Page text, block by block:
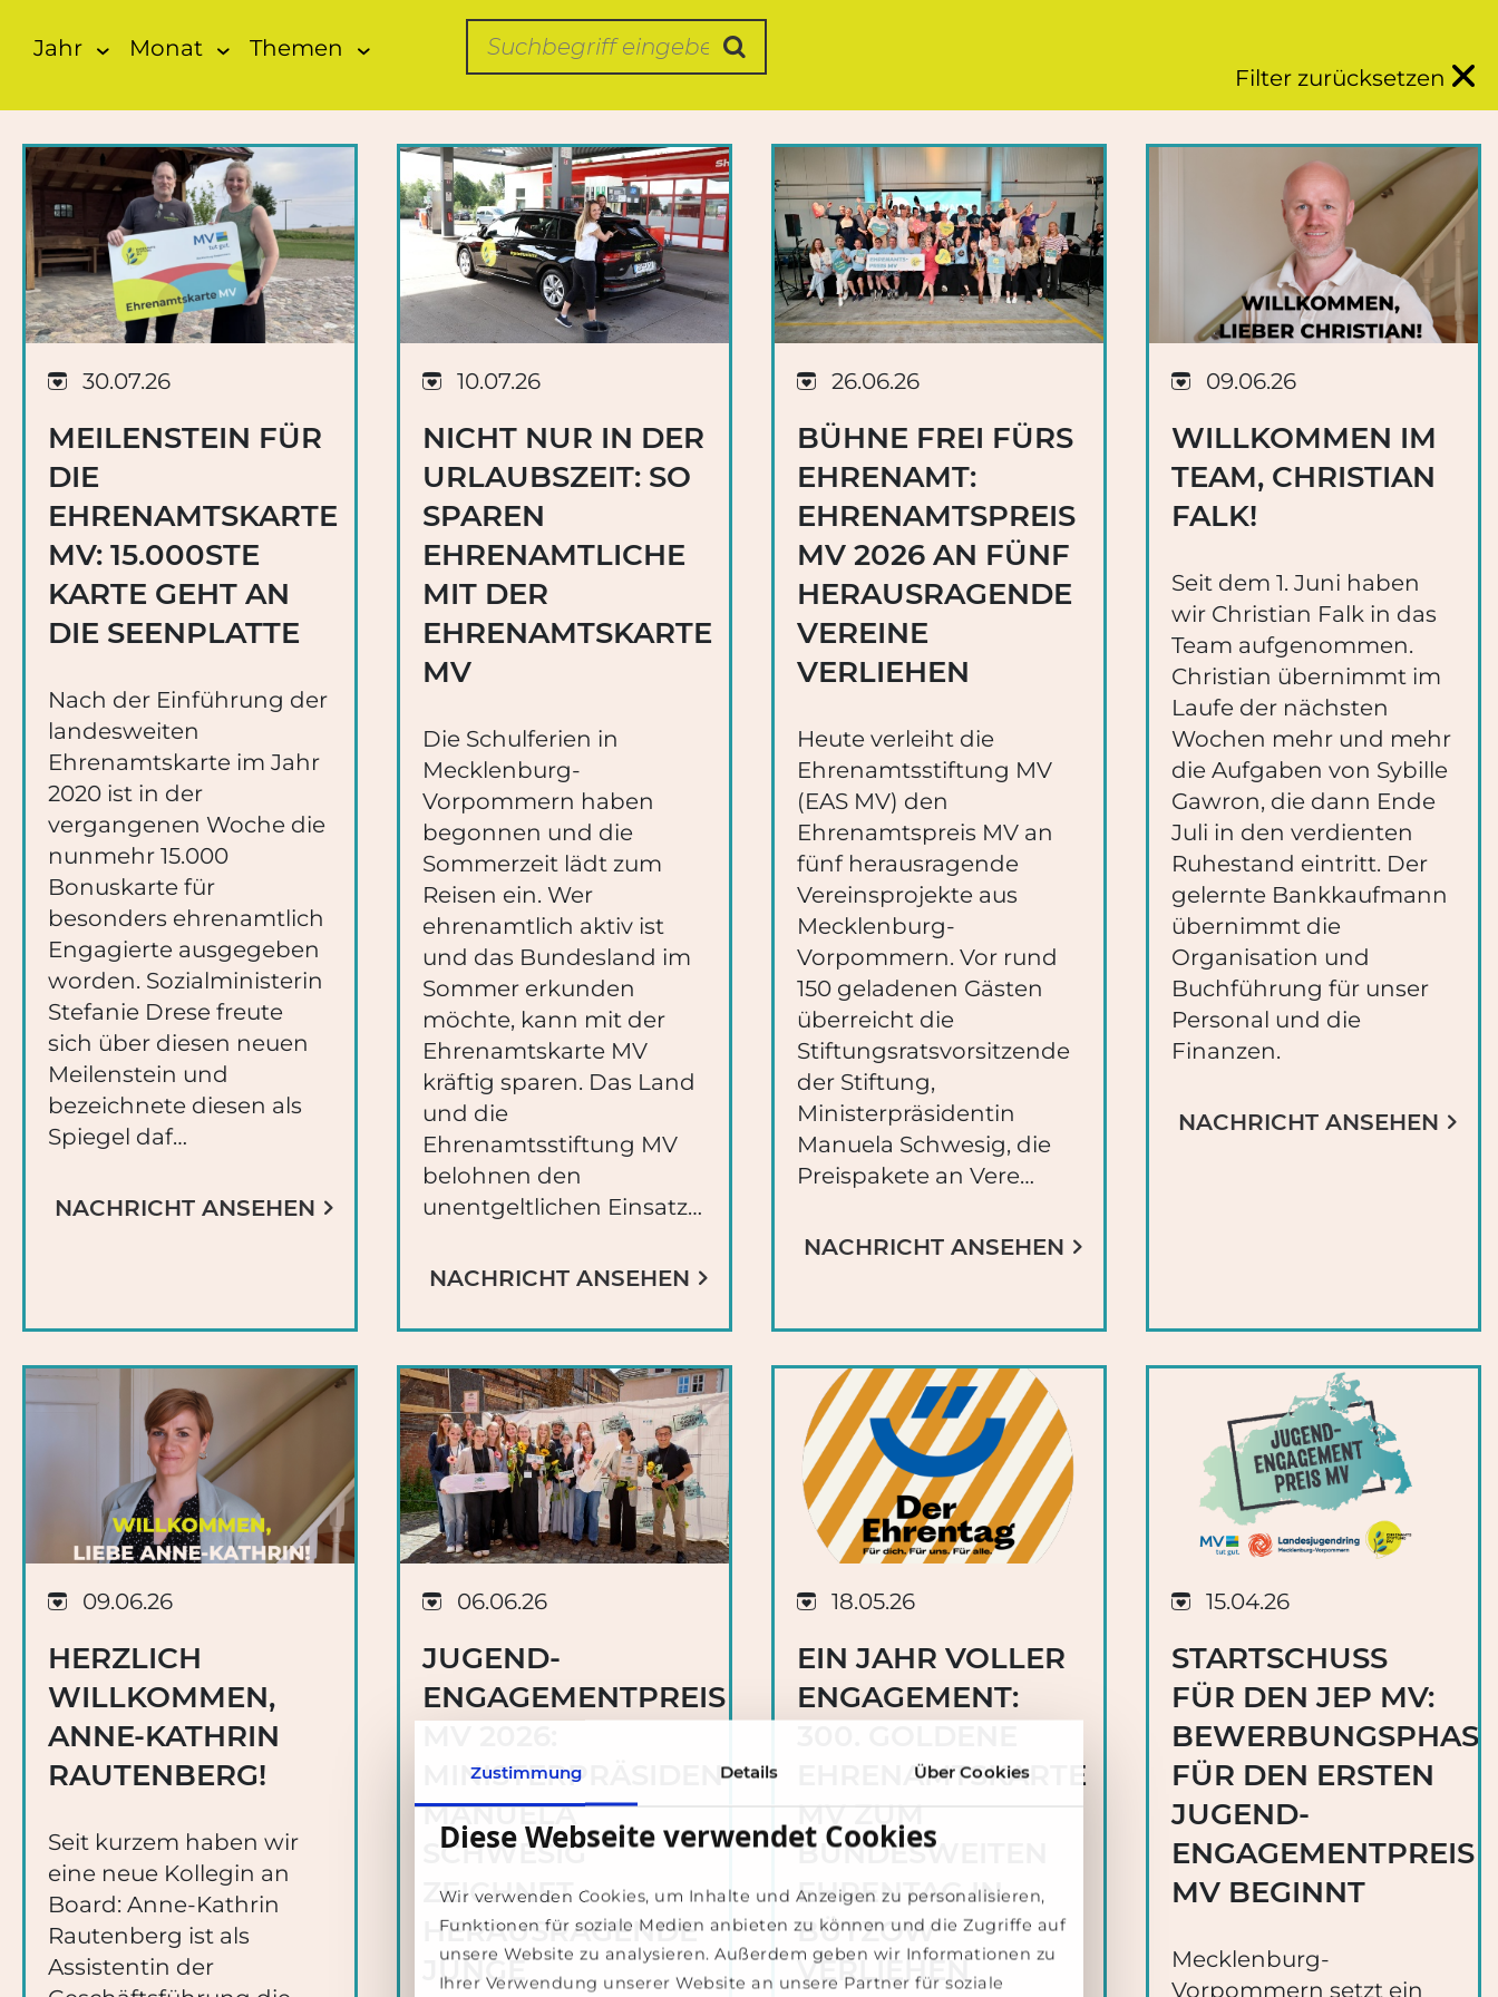
Zustimmung Details Über Cookies
Diese Webseite verwendet Cookies
Wir verwenden Cookies, um Inhalte und Anzeigen zu personalisieren,
Funktionen für soziale Medien anbieten zu können und die Zugriffe auf
unsere Website zu analysieren. Außerdem geben wir Informationen zu
Ihrer Verwendung unserer Website an unsere Partner für soziale
Jahr Monat Themen
Suchbegriff
Suche starten
Filter zurücksetzen
30.07.26
MEILENSTEIN FÜR
DIE
EHRENAMTSKARTE
MV: 15.000STE
KARTE GEHT AN
DIE SEENPLATTE
Nach der Einführung der
landesweiten
Ehrenamtskarte im Jahr
2020 ist in der
vergangenen Woche die
nunmehr 15.000
Bonuskarte für
besonders ehrenamtlich
Engagierte ausgegeben
worden. Sozialministerin
Stefanie Drese freute
sich über diesen neuen
Meilenstein und
bezeichnete diesen als
Spiegel daf…
NACHRICHT ANSEHEN
10.07.26
NICHT NUR IN DER
URLAUBSZEIT: SO
SPAREN
EHRENAMTLICHE
MIT DER
EHRENAMTSKARTE
MV
Die Schulferien in
Mecklenburg-
Vorpommern haben
begonnen und die
Sommerzeit lädt zum
Reisen ein. Wer
ehrenamtlich aktiv ist
und das Bundesland im
Sommer erkunden
möchte, kann mit der
Ehrenamtskarte MV
kräftig sparen. Das Land
und die
Ehrenamtsstiftung MV
belohnen den
unentgeltlichen Einsatz…
NACHRICHT ANSEHEN
26.06.26
BÜHNE FREI FÜRS
EHRENAMT:
EHRENAMTSPREIS
MV 2026 AN FÜNF
HERAUSRAGENDE
VEREINE
VERLIEHEN
Heute verleiht die
Ehrenamtsstiftung MV
(EAS MV) den
Ehrenamtspreis MV an
fünf herausragende
Vereinsprojekte aus
Mecklenburg-
Vorpommern. Vor rund
150 geladenen Gästen
überreicht die
Stiftungsratsvorsitzende
der Stiftung,
Ministerpräsidentin
Manuela Schwesig, die
Preispakete an Vere…
NACHRICHT ANSEHEN
09.06.26
WILLKOMMEN IM
TEAM, CHRISTIAN
FALK!
Seit dem 1. Juni haben
wir Christian Falk in das
Team aufgenommen.
Christian übernimmt im
Laufe der nächsten
Wochen mehr und mehr
die Aufgaben von Sybille
Gawron, die dann Ende
Juli in den verdienten
Ruhestand eintritt. Der
gelernte Bankkaufmann
übernimmt die
Organisation und
Buchführung für unser
Personal und die
Finanzen.
NACHRICHT ANSEHEN
09.06.26
HERZLICH
WILLKOMMEN,
ANNE-KATHRIN
RAUTENBERG!
Seit kurzem haben wir
eine neue Kollegin an
Board: Anne-Kathrin
Rautenberg ist als
Assistentin der
06.06.26
JUGEND-
ENGAGEMENTPREIS
MINISTERPRÄSIDENTIN
MANUELA
SCHWESIG
ZEICHNET
HERAUSRAGENDE
JUNGE
18.05.26
EIN JAHR VOLLER
ENGAGEMENT:
EHRENAMTSKARTE
MV ZUM
BUNDESWEITEN
EHRENTAG IN
BÜTZOW
VERLIEHEN
15.04.26
STARTSCHUSS
FÜR DEN JEP MV:
BEWERBUNGSPHASE
FÜR DEN ERSTEN
JUGEND-
ENGAGEMENTPREIS
MV BEGINNT
Mecklenburg-
Vorpommern setzt ein